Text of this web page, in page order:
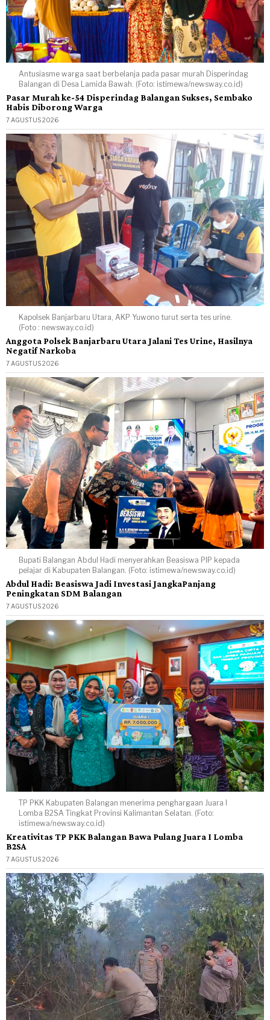
Antusiasme warga saat berbelanja pada pasar murah Disperindag
Balangan di Desa Lamida Bawah. (Foto: istimewa/newsway.co.id)
Pasar Murah ke-54 Disperindag Balangan Sukses, Sembako
Habis Diborong Warga
7 AGUSTUS 2026
Kapolsek Banjarbaru Utara, AKP Yuwono turut serta tes urine.
(Foto : newsway.co.id)
Anggota Polsek Banjarbaru Utara Jalani Tes Urine, Hasilnya
Negatif Narkoba
7 AGUSTUS 2026
Bupati Balangan Abdul Hadi menyerahkan Beasiswa PIP kepada
pelajar di Kabupaten Balangan. (Foto: istimewa/newsway.co.id)
Abdul Hadi: Beasiswa Jadi Investasi JangkaPanjang
Peningkatan SDM Balangan
7 AGUSTUS 2026
TP PKK Kabupaten Balangan menerima penghargaan Juara I
Lomba B2SA Tingkat Provinsi Kalimantan Selatan. (Foto:
istimewa/newsway.co.id)
Kreativitas TP PKK Balangan Bawa Pulang Juara I Lomba
B2SA
7 AGUSTUS 2026